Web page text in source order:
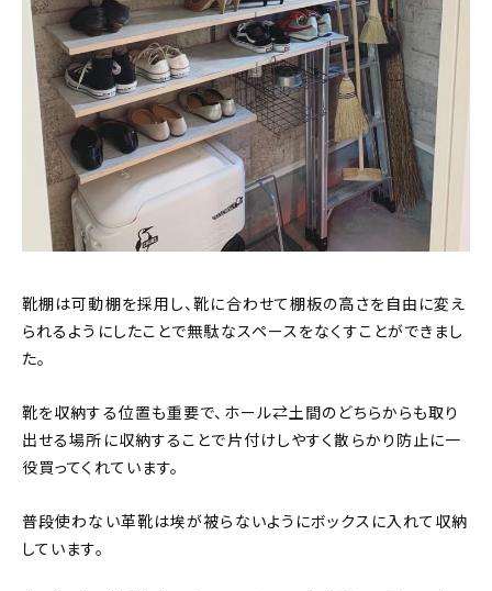
靴棚は可動棚を採用し、靴に合わせて棚板の高さを自由に変え
られるようにしたことで無駄なスペースをなくすことができまし
た。
靴を収納する位置も重要で、ホール⇄土間のどちらからも取り
出せる場所に収納することで片付けしやすく散らかり防止に一
役買ってくれています。
普段使わない革靴は埃が被らないようにボックスに入れて収納
しています。